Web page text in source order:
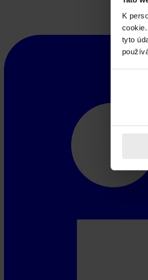
K
tyto